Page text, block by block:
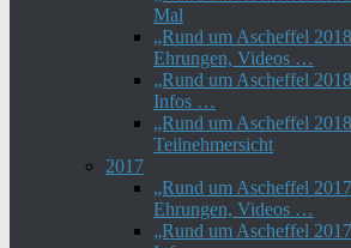
Mal
„Rund um Ascheffel
Ehrungen, Videos …
„Rund um Ascheffel
Infos …
„Rund um Ascheffel
Teilnehmersicht
2017
„Rund um Ascheffel
Ehrungen, Videos …
„Rund um Ascheffel